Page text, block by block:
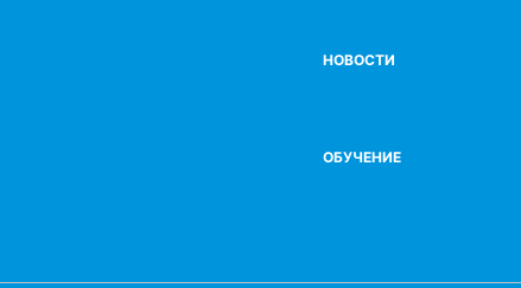
НОВОСТИ
ОБУЧЕНИЕ